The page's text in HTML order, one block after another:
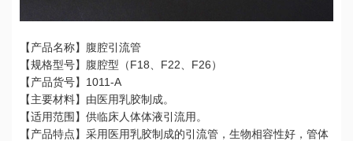
【产品名称】腹腔引流管
【规格型号】腹腔型（F18、F22、F26）
【产品货号】1011-A
【主要材料】由医用乳胶制成。
【适用范围】供临床人体体液引流用。
【产品特点】 采用医用乳胶制成的引流管，生物相容性好，管体